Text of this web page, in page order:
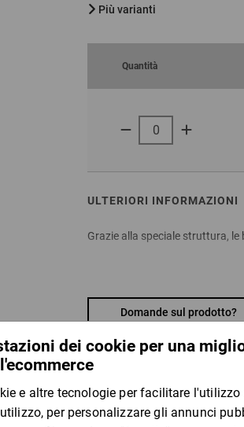
Più varianti
Quantità
ULTERIORI INFORMAZIONI
Grazie alla speciale struttura,
consegna piatta salvaspazio
facili da montare
con separatori interni che
Certificazione DHL: per
Certificazione UPS: per
Cod. Art. FVK1/FVK2/
Domande sul prodotto?
I clienti che